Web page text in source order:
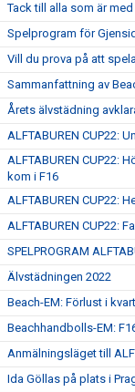
Tack till alla som är
Spelprogram för
Vill du prova på att
Sammanfattning av
Årets älvstädning
ALFTABUREN CUP22:
ALFTABUREN CUP22:
kom i F16
ALFTABUREN CUP22:
ALFTABUREN CUP22:
SPELPROGRAM
Älvstädningen 2022
Beach-EM: Förlust i
Beachhandbolls-EM:
Anmälningsläget till
Ida Göllas på plats i